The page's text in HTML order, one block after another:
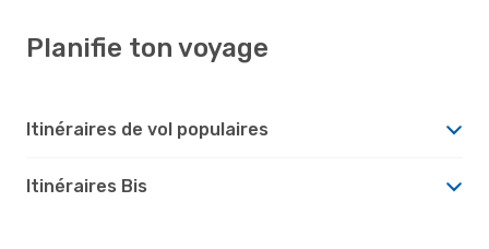
Planifie ton voyage
Itinéraires de vol populaires
Itinéraires Bis